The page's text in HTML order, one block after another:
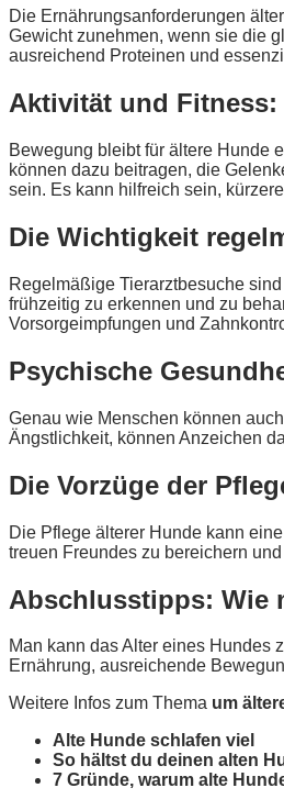
Die Ernährungsanforderungen
Gewicht zunehmen, wenn sie die
ausreichend Proteinen und
Aktivität und Fitness:
Bewegung bleibt für ältere Hunde
können dazu beitragen, die
sein. Es kann hilfreich sein,
Die Wichtigkeit
Regelmäßige Tierarztbesuche
frühzeitig zu erkennen und zu
Vorsorgeimpfungen und
Psychische
Genau wie Menschen können
Ängstlichkeit, können Anzeichen
Die Vorzüge der
Die Pflege älterer Hunde kann
treuen Freundes zu bereichern
Abschlusstipps: Wie
Man kann das Alter eines Hundes
Ernährung, ausreichende
Weitere Infos zum Thema um
Alte Hunde schlafen viel
So hältst du deinen alten
7 Gründe, warum alte